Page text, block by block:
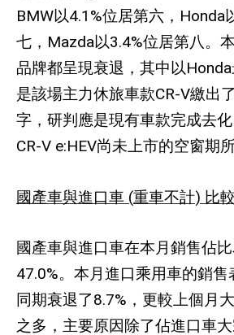
BMW以4.1%位居第六， Honda
七， Mazda以3.4%位居第八。
品牌都呈現衰退，其中以Honda
是該場主力休旅車款CR-V繳出了
字，研判應是現有車款完成去
CR-V e:HEV尚未上市的空窗期所
國產車與進口車 (重車不計) 比較
國產車與進口車在本月銷售佔
47.0%。本月進口乘用車的銷
同期衰退了8.7% ，更較上個月
之多，主要原因除了佔進口車